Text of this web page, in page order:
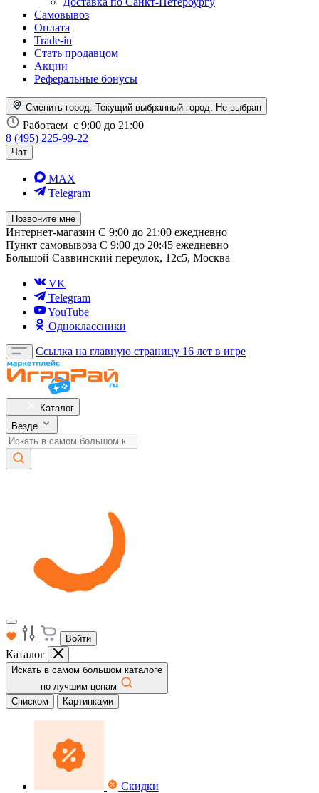
Самовывоз
Оплата
Trade-in
Стать продавцом
Акции
Реферальные бонусы
Сменить город. Текущий выбранный город: Не выбран
Работаем с 9:00 до 21:00
8 (495) 225-99-22
Чат
MAX
Telegram
Позвоните мне
Интернет-магазин С 9:00 до 21:00 ежедневно
Пункт самовывоза С 9:00 до 20:45 ежедневно
Большой Саввинский переулок, 12с5, Москва
VK
Telegram
YouTube
Одноклассники
Ссылка на главную страницу 16 лет в игре
Каталог
Везде
Войти
Каталог
Искать в самом большом каталоге
по лучшим ценам
Списком
Картинками
Скидки